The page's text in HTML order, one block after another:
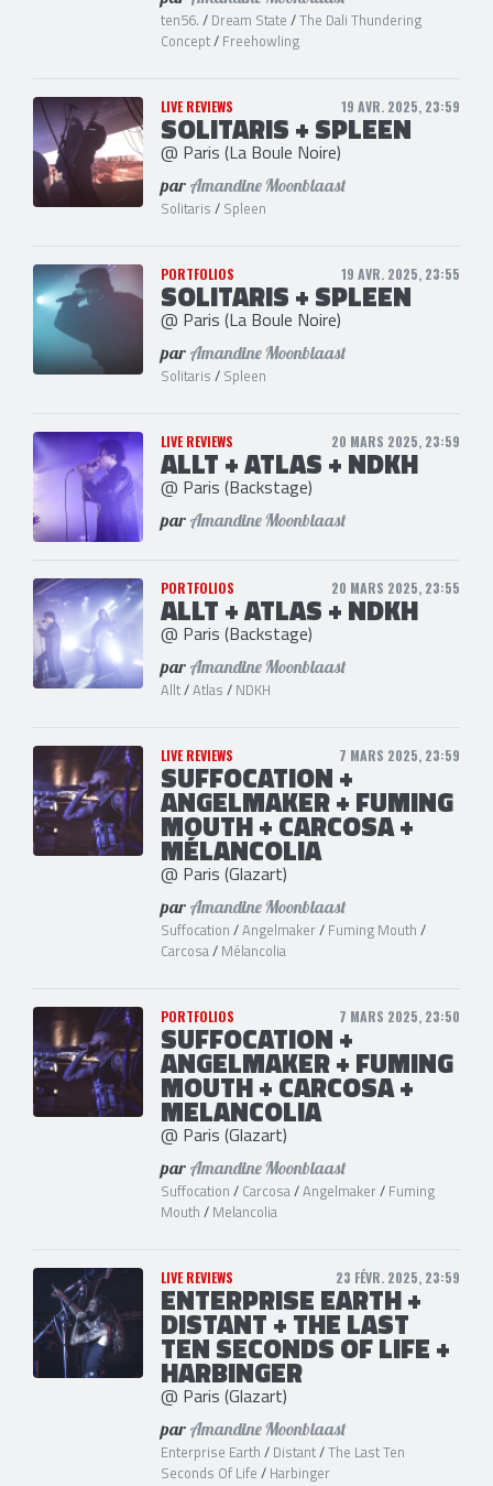
ten56. / Dream State /The Dali Thundering
Concept/ Freehowling
LIVE REVIEWS 19 AVR. 2025, 23:59
SOLITARIS + SPLEEN
@ Paris (La Boule Noire)
par Amandine Moonblaast
Solitaris / Spleen
PORTFOLIOS 19 AVR. 2025, 23:55
SOLITARIS + SPLEEN
@ Paris (La Boule Noire)
par Amandine Moonblaast
Solitaris / Spleen
LIVE REVIEWS 20 MARS 2025, 23:59
ALLT + ATLAS + NDKH
@ Paris (Backstage)
par Amandine Moonblaast
PORTFOLIOS 20 MARS 2025, 23:55
ALLT + ATLAS + NDKH
@ Paris (Backstage)
par Amandine Moonblaast
Allt/Atlas / NDKH
LIVE REVIEWS 7 MARS 2025, 23:59
SUFFOCATION +
ANGELMAKER + FUMING
MOUTH + CARCOSA +
MÉLANCOLIA
@ Paris (Glazart)
par Amandine Moonblaast
Suffocation /Angelmaker/ Fuming Mouth /
Carcosa/ Mélancolia
PORTFOLIOS 7 MARS 2025, 23:50
SUFFOCATION +
ANGELMAKER + FUMING
MOUTH + CARCOSA +
MELANCOLIA
@ Paris (Glazart)
par Amandine Moonblaast
Suffocation / Carcosa/Angelmaker/ Fuming
Mouth / Melancolia
LIVE REVIEWS 23 FÉVR. 2025, 23:59
ENTERPRISE EARTH +
DISTANT + THE LAST
TEN SECONDS OF LIFE +
HARBINGER
@ Paris (Glazart)
par Amandine Moonblaast
Enterprise Earth / Distant/The Last Ten
Seconds Of Life / Harbinger